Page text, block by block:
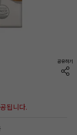
됩니다.